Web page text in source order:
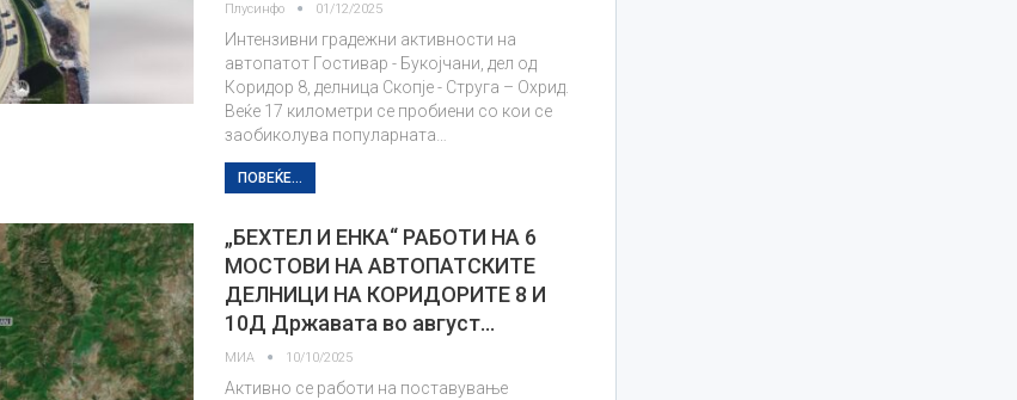
Плусинфо 01/12/2025
Интензивни градежни активности на
автопатот Гостивар - Букојчани, дел од
Коридор 8, делница Скопје - Струга – Охрид.
Веќе 17 километри се пробиени со кои се
заобиколува популарната…
ПОВЕЌЕ...
„БЕХТЕЛ И ЕНКА“ РАБОТИ НА 6
МОСТОВИ НА АВТОПАТСКИТЕ
ДЕЛНИЦИ НА КОРИДОРИТЕ 8 И
10Д Државата во август…
МИА 10/10/2025
Активно се работи на поставување